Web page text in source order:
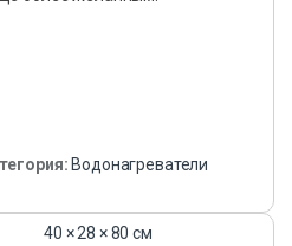
Водонагреватели
40 × 28 × 80 см